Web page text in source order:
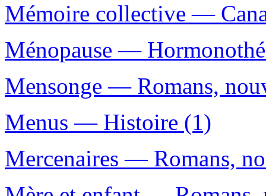
Mémoire collective —
Ménopause —
Mensonge — Romans,
Menus — Histoire (1)
Mercenaires — Romans,